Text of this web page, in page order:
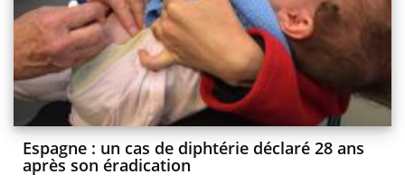
Espagne : un cas de diphtérie déclaré 28 ans
après son éradication